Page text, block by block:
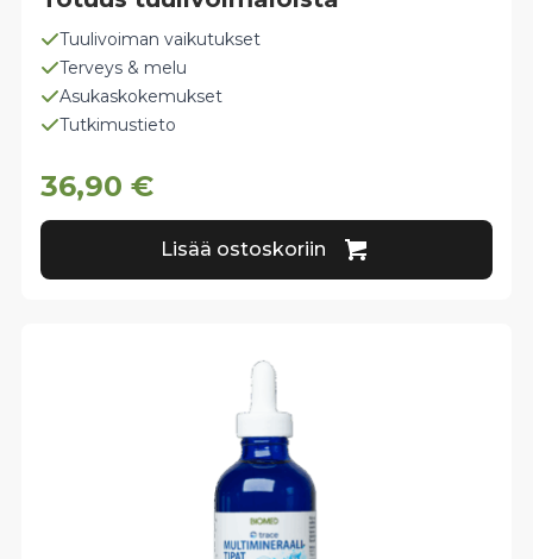
Tuulivoiman vaikutukset
Terveys & melu
Asukaskokemukset
Tutkimustieto
36,90€
Lisää ostoskoriin